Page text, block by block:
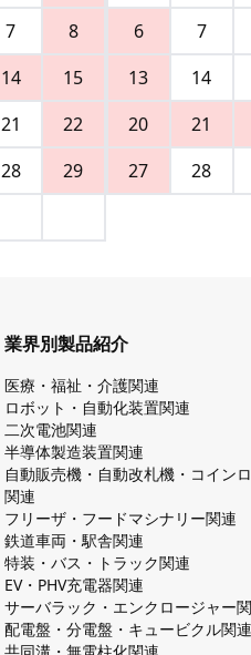
7
8
14
15
21
22
28
29
6
7
13
14
20
21
27
28
業界別製品紹介
医療・福祉・介護関連
ロボット・自動化装置関連
二次電池関連
半導体製造装置関連
自動販売機・自動改札機・コイン
関連
フリーザ・フードマシナリー関連
鉄道車両・駅舎関連
特装・バス・トラック関連
EV・PHV充電器関連
サーバラック・エンクロージャー
配電盤・分電盤・キュービクル関連